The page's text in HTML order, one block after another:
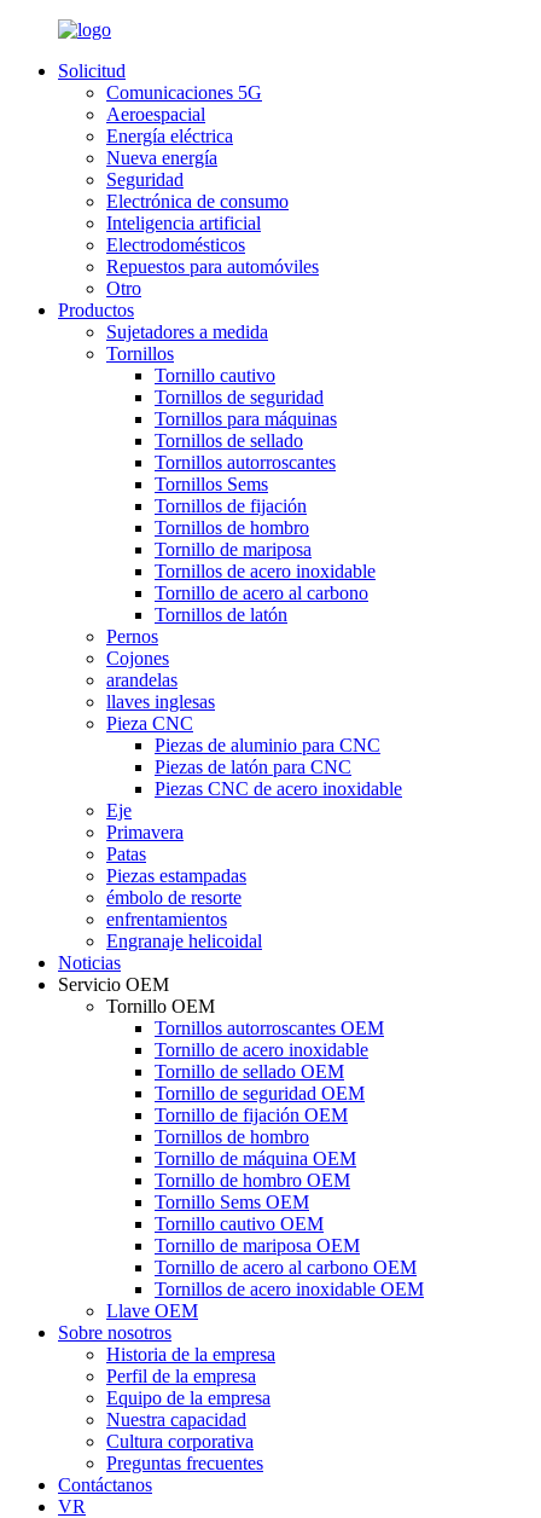
Solicitud
Comunicaciones 5G
Aeroespacial
Energía eléctrica
Nueva energía
Seguridad
Electrónica de consumo
Inteligencia artificial
Electrodomésticos
Repuestos para automóviles
Otro
Productos
Sujetadores a medida
Tornillos
Tornillo cautivo
Tornillos de seguridad
Tornillos para máquinas
Tornillos de sellado
Tornillos autorroscantes
Tornillos Sems
Tornillos de fijación
Tornillos de hombro
Tornillo de mariposa
Tornillos de acero inoxidable
Tornillo de acero al carbono
Tornillos de latón
Pernos
Cojones
arandelas
llaves inglesas
Pieza CNC
Piezas de aluminio para CNC
Piezas de latón para CNC
Piezas CNC de acero inoxidable
Eje
Primavera
Patas
Piezas estampadas
émbolo de resorte
enfrentamientos
Engranaje helicoidal
Noticias
Servicio OEM
Tornillo OEM
Tornillos autorroscantes OEM
Tornillo de acero inoxidable
Tornillo de sellado OEM
Tornillo de seguridad OEM
Tornillo de fijación OEM
Tornillos de hombro
Tornillo de máquina OEM
Tornillo de hombro OEM
Tornillo Sems OEM
Tornillo cautivo OEM
Tornillo de mariposa OEM
Tornillo de acero al carbono OEM
Tornillos de acero inoxidable OEM
Llave OEM
Sobre nosotros
Historia de la empresa
Perfil de la empresa
Equipo de la empresa
Nuestra capacidad
Cultura corporativa
Preguntas frecuentes
Contáctanos
VR